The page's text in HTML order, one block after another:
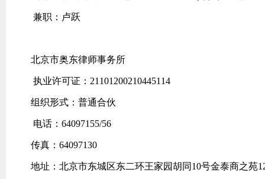
兼职：卢跃
北京市奥东律师事务所
执业许可证：21101200210445114
组织形式：普通合伙
电话：64097155/56
传真：64097130
地址：北京市东城区东二环王家园胡同10号金泰商之苑